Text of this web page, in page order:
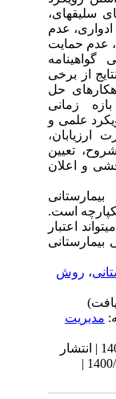
سلیقه­ای،
عدم
عدم حمایت
از برخی
حل
زمانی
علمی و
تعیین
و اعلان
است.
اعتبار
،روش
مدیریت
دریافت: 1399/9/15 | پذیرش: 1400/8/11 | انتشار
الکترونیک پیش از انتشار نهایی: 1400/8/15 |